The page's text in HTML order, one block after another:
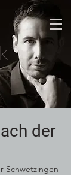
der
Schwetzingen